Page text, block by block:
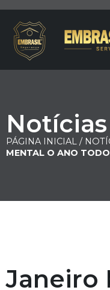
Notícias
PÁGINA INICIAL /
MENTAL O ANO TODO
Janeiro